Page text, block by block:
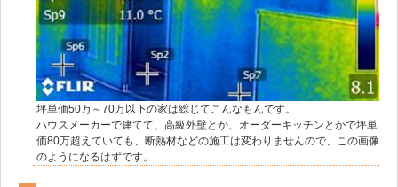
坪単価50万～70万以下の家は総じてこんなもんです。
ハウスメーカーで建てて、高級外壁とか、オーダーキッチンとかで坪単
価80万超えていても、断熱材などの施工は変わりませんので、この画像
のようになるはずです。